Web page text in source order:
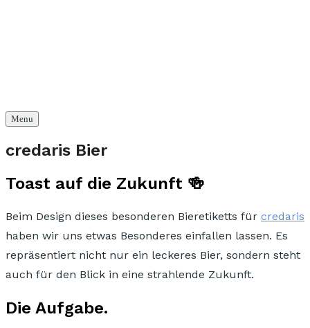
Menu
credaris Bier
Toast auf die Zukunft 🍻
Beim Design dieses besonderen Bieretiketts für credaris
haben wir uns etwas Besonderes einfallen lassen. Es
repräsentiert nicht nur ein leckeres Bier, sondern steht
auch für den Blick in eine strahlende Zukunft.
Die Aufgabe.